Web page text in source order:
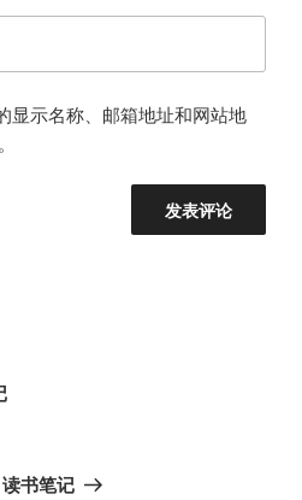
显示名称、邮箱地址和网站地
读书笔记